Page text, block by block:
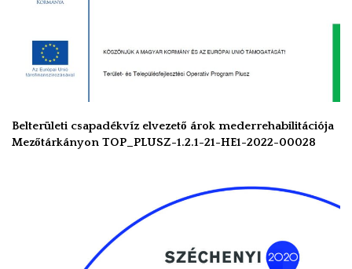
Belterületi csapadékvíz elvezető árok mederrehabilitációja
Mezőtárkányon TOP_PLUSZ-1.2.1-21-HE1-2022-00028